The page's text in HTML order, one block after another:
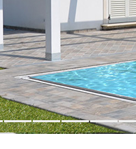
3 4 5 6 7